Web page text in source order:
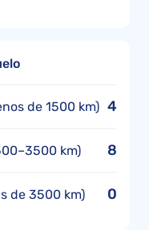
de 1500 km) 4
km) 8
de 3500 km) 0